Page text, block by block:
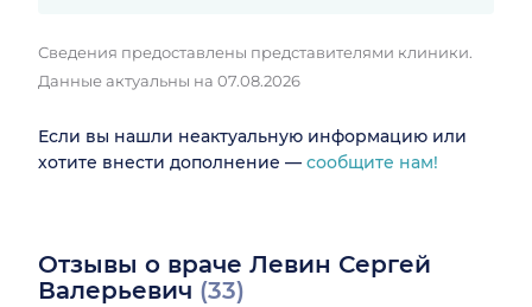
Сведения предоставлены представителями клиники.
Данные актуальны на 07.08.2026
Если вы нашли неактуальную информацию или
хотите внести дополнение — сообщите нам!
Отзывы о враче Левин Сергей
Валерьевич (33)